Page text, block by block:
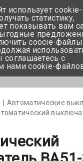
Автоматические
использует cookie-
статистику,
показывать вам
coocie-
соглашаетесь с
нами cookie-